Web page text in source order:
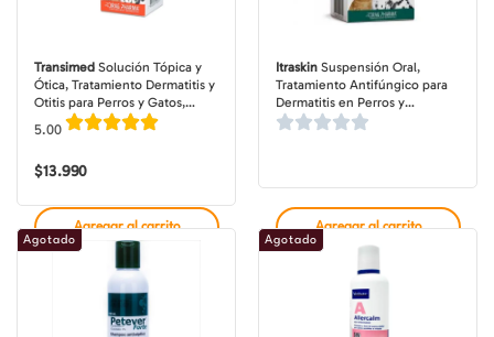
Transimed Solución Tópica y
Ótica, Tratamiento Dermatitis y
Otitis para Perros y Gatos,
frasco de 15 ml
5.00
$13.990
Agregar al carrito
Itraskin Suspensión Oral,
Tratamiento Antifúngico para
Dermatitis en Perros y
Dermatofitosis en Gatos, frasco
Agregar al carrito
Agotado Agotado